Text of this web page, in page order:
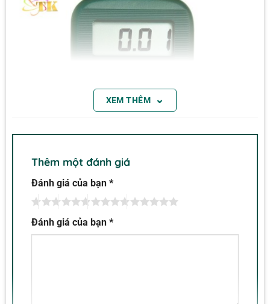
Máy đo điện từ trường Extech 480823
cho phép bạn đo mức bức xạ trường điện từ từ
XEM THÊM ⌄
Thêm một đánh giá
Đánh giá của bạn *
Đánh giá của bạn *